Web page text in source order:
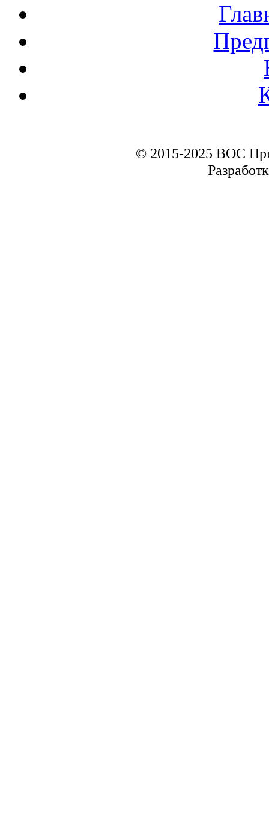
© 2015-2025 ВОС